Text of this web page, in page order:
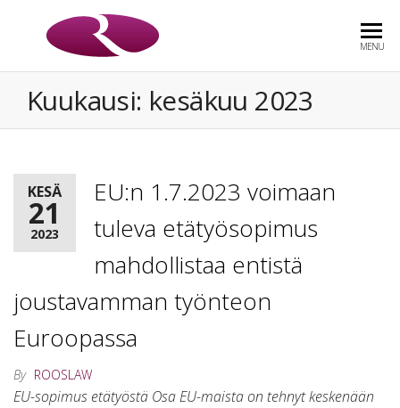
& CO
OY
MENU
Kuukausi: kesäkuu 2023
KESÄ
21
2023
EU:n 1.7.2023 voimaan
tuleva etätyösopimus
mahdollistaa entistä
joustavamman työnteon
Euroopassa
By ROOSLAW
EU-sopimus etätyöstä Osa EU-maista on tehnyt keskenään